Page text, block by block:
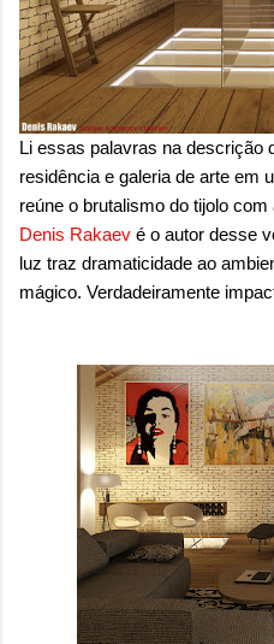
onde queremos
maioria das p...
Li essas palavras na descrição
residência e galeria de arte em
reúne o brutalismo do tijolo
Denis Rakaev é o autor desse
luz traz dramaticidade ao
mágico. Verdadeiramente